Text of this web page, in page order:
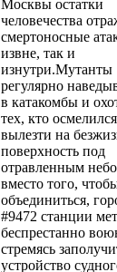
Москвы остатки
человечества
смертоносные
извне, так и
изнутри.Мутанты
регулярно
в катакомбы и
тех, кто осмелился
вылезти на
поверхность под
отравленным
вместо того,
объединиться,
#9472 станции
беспрестанно
стремясь
устройство